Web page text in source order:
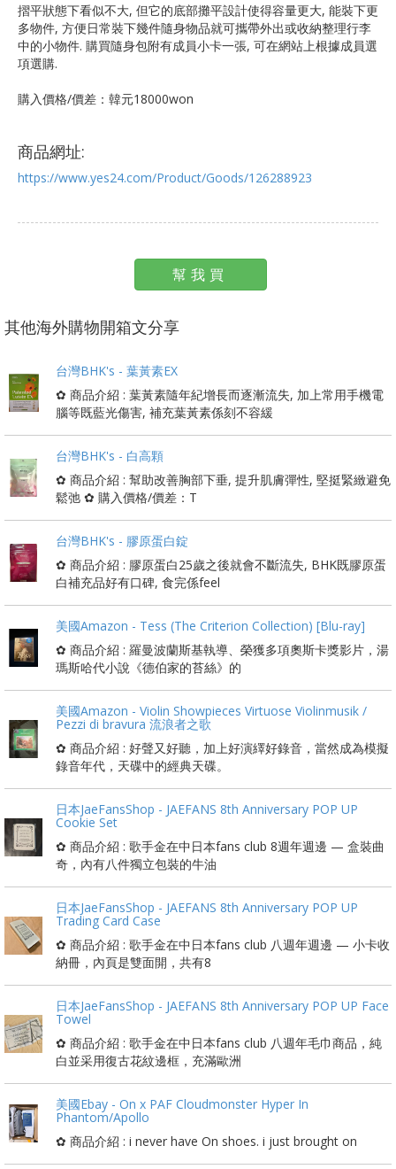
摺平狀態下看似不大, 但它的底部攤平設計使得容量更大, 能裝下更
多物件, 方便日常裝下幾件隨身物品就可攜帶外出或收納整理行李
中的小物件. 購買隨身包附有成員小卡一張, 可在網站上根據成員選
項選購.
購入價格/價差：韓元18000won
商品網址:
https://www.yes24.com/Product/Goods/126288923
幫我買
其他海外購物開箱文分享
台灣BHK's - 葉黃素EX
✿ 商品介紹 : 葉黃素隨年紀增長而逐漸流失, 加上常用手機電
腦等既藍光傷害, 補充葉黃素係刻不容緩
台灣BHK's - 白高顆
✿ 商品介紹 : 幫助改善胸部下垂, 提升肌膚彈性, 堅挺緊緻避免
鬆弛 ✿ 購入價格/價差：T
台灣BHK's - 膠原蛋白錠
✿ 商品介紹 : 膠原蛋白25歲之後就會不斷流失, BHK既膠原蛋
白補充品好有口碑, 食完係feel
美國Amazon - Tess (The Criterion Collection) [Blu-ray]
✿ 商品介紹 : 羅曼波蘭斯基執導、榮獲多項奧斯卡獎影片，湯
瑪斯哈代小說《德伯家的苔絲》的
美國Amazon - Violin Showpieces Virtuose Violinmusik /
Pezzi di bravura 流浪者之歌
✿ 商品介紹 : 好聲又好聽，加上好演繹好錄音，當然成為模擬
錄音年代，天碟中的經典天碟。
日本JaeFansShop - JAEFANS 8th Anniversary POP UP
Cookie Set
✿ 商品介紹 : 歌手金在中日本fans club 8週年週邊 — 盒裝曲
奇，內有八件獨立包裝的牛油
日本JaeFansShop - JAEFANS 8th Anniversary POP UP
Trading Card Case
✿ 商品介紹 : 歌手金在中日本fans club 八週年週邊 — 小卡收
納冊，內頁是雙面開，共有8
日本JaeFansShop - JAEFANS 8th Anniversary POP UP Face
Towel
✿ 商品介紹 : 歌手金在中日本fans club 八週年毛巾商品，純
白並采用復古花紋邊框，充滿歐洲
美國Ebay - On x PAF Cloudmonster Hyper In
Phantom/Apollo
✿ 商品介紹 : i never have On shoes. i just brought on